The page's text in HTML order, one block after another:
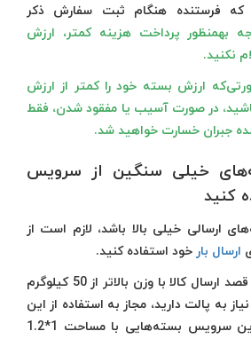
فرستنده هنگام ثبت سفارش ذکر
پس به‌هیچ‌وجه به‎منظور پرداخت هزینه کمتر، ارزش
نکنید.
ارزش بسته خود را کمتر از ارزش
در صورت آسیب یا مفقود شدن، فقط
جبران خسارت خواهید شد.
خیلی سنگین از سرویس
کنید
ارسالی خیلی بالا باشد، لازم است از
ارسال بار خود استفاده کنید.
به‌طورکلی، درصورتی‌که قصد ارسال کالا با وزن بالاتر از 50 کیلوگرم
نیاز به پالت دارید، مجاز به استفاده از این
سرویس هستید. در این سرویس بسته‌هایی با مساحت 1*1.2